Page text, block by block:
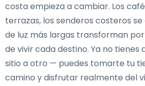
costa empieza a cambiar. Los
terrazas, los senderos costeros
de luz más largas transforman
de vivir cada destino. Ya no tienes
sitio a otro — puedes tomarte tu
camino y disfrutar realmente del